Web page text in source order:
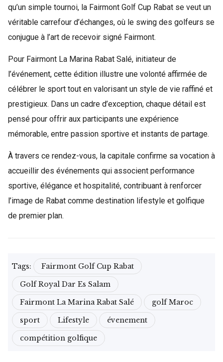
qu’un simple tournoi, la Fairmont Golf Cup Rabat se veut un
véritable carrefour d’échanges, où le swing des golfeurs se
conjugue à l’art de recevoir signé Fairmont.
Pour Fairmont La Marina Rabat Salé, initiateur de
l’événement, cette édition illustre une volonté affirmée de
célébrer le sport tout en valorisant un style de vie raffiné et
prestigieux. Dans un cadre d’exception, chaque détail est
pensé pour offrir aux participants une expérience
mémorable, entre passion sportive et instants de partage.
À travers ce rendez-vous, la capitale confirme sa vocation à
accueillir des événements qui associent performance
sportive, élégance et hospitalité, contribuant à renforcer
l’image de Rabat comme destination lifestyle et golfique
de premier plan.
Tags:
Fairmont Golf Cup Rabat
Golf Royal Dar Es Salam
Fairmont La Marina Rabat Salé
golf Maroc
sport
Lifestyle
évenement
compétition golfique